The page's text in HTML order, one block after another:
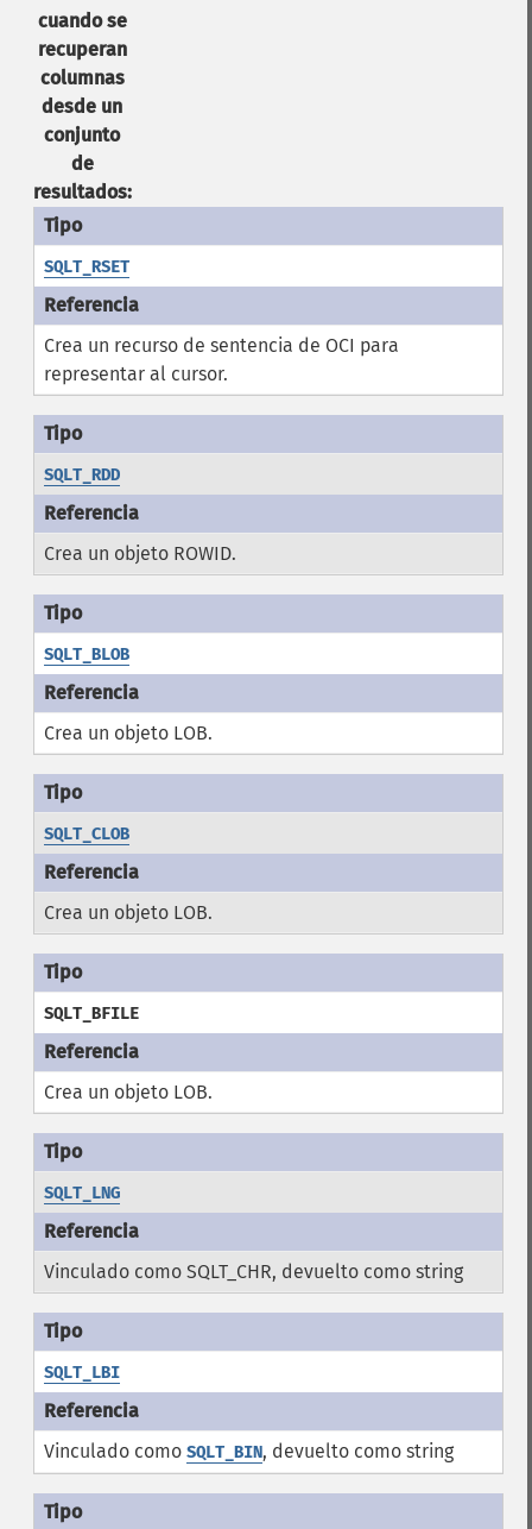
cuando se
recuperan
columnas
desde un
conjunto
de
resultados:
SQLT_RSET
Crea un recurso de sentencia de OCI para
representar al cursor.
SQLT_RDD
Crea un objeto ROWID.
SQLT_BLOB
Crea un objeto LOB.
SQLT_CLOB
Crea un objeto LOB.
SQLT_BFILE
Crea un objeto LOB.
SQLT_LNG
Vinculado como SQLT_CHR, devuelto como string
SQLT_LBI
Vinculado como SQLT_BIN, devuelto como string